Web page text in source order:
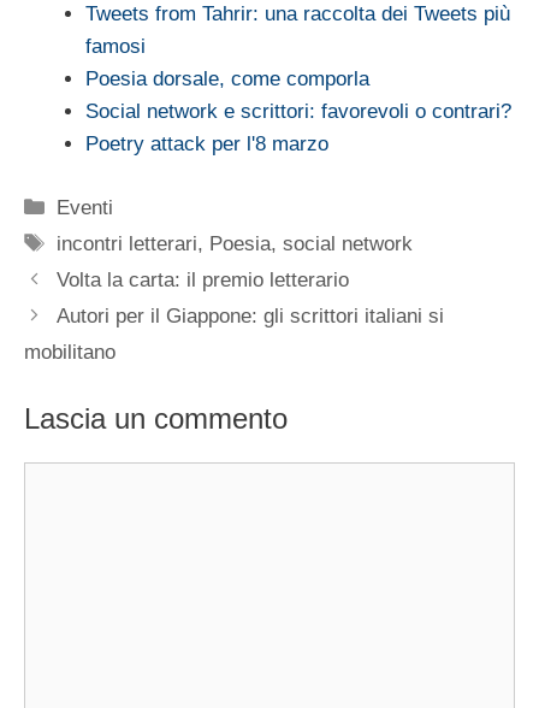
Tweets from Tahrir: una raccolta dei Tweets più
famosi
Poesia dorsale, come comporla
Social network e scrittori: favorevoli o contrari?
Poetry attack per l'8 marzo
Categorie
Eventi
Tag
incontri letterari, Poesia,social network
Volta la carta: il premio letterario
Autori per il Giappone: gli scrittori italiani si
mobilitano
Lascia un commento